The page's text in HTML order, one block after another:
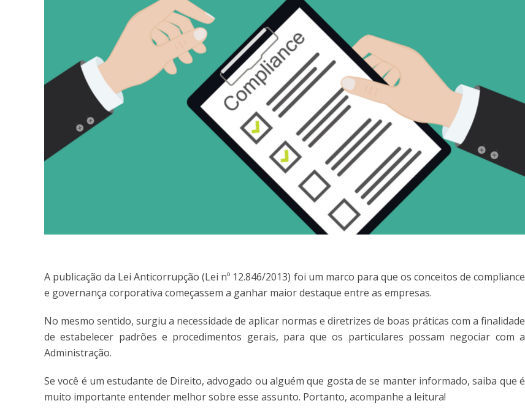
A publicação da Lei Anticorrupção (Lei nº 12.846/2013) foi um marco para que os conceitos de compliance
e governança corporativa começassem a ganhar maior destaque entre as empresas.
No mesmo sentido, surgiu a necessidade de aplicar normas e diretrizes de boas práticas com a finalidade
de estabelecer padrões e procedimentos gerais, para que os particulares possam negociar com a
Administração.
Se você é um estudante de Direito, advogado ou alguém que gosta de se manter informado, saiba que é
muito importante entender melhor sobre esse assunto. Portanto, acompanhe a leitura!